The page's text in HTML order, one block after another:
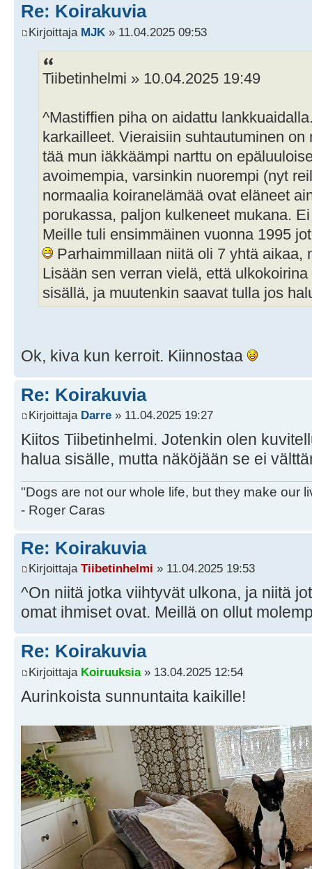
Re: Koirakuvia
Kirjoittaja MJK » 11.04.2025 09:53
Tiibetinhelmi » 10.04.2025 19:49
^Mastiffien piha on aidattu
karkailleet. Vieraisiin suhtautuminen
tää mun iäkkäämpi narttu on
avoimempia, varsinkin nuorempi (nyt
normaalia koiranelämää ovat eläneet
porukassa, paljon kulkeneet mukana.
Meille tuli ensimmäinen vuonna 1995
Parhaimmillaan niitä oli 7 yhtä aikaa,
Lisään sen verran vielä, että
sisällä, ja muutenkin saavat tulla jos
Ok, kiva kun kerroit. Kiinnostaa
Re: Koirakuvia
Kirjoittaja Darre » 11.04.2025 19:27
Kiitos Tiibetinhelmi. Jotenkin olen
halua sisälle, mutta näköjään se ei
"Dogs are not our whole life, but they make our
- Roger Caras
Re: Koirakuvia
Kirjoittaja Tiibetinhelmi » 11.04.2025 19:53
^On niitä jotka viihtyvät ulkona, ja niitä
omat ihmiset ovat. Meillä on ollut
Re: Koirakuvia
Kirjoittaja Koiruuksia» 13.04.2025 12:54
Aurinkoista sunnuntaita kaikille!